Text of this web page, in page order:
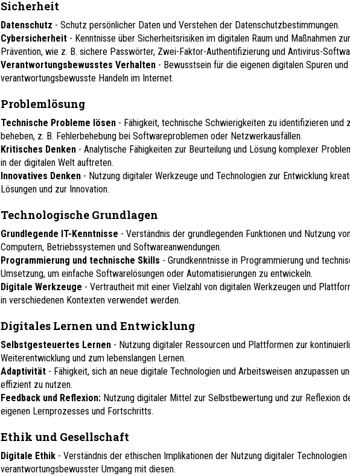
Sicherheit
Datenschutz - Schutz persönlicher Daten und Verstehen der Datenschutzbestimmungen.
Cybersicherheit - Kenntnisse über Sicherheitsrisiken im digitalen Raum und Maßnahmen zur
Prävention, wie z. B. sichere Passwörter, Zwei-Faktor-Authentifizierung und Antivirus-
Verantwortungsbewusstes Verhalten - Bewusstsein für die eigenen digitalen Spuren und
verantwortungsbewusste Handeln im Internet.
Problemlösung
Technische Probleme lösen - Fähigkeit, technische Schwierigkeiten zu identifizieren und
beheben, z. B. Fehlerbehebung bei Softwareproblemen oder Netzwerkausfällen.
Kritisches Denken - Analytische Fähigkeiten zur Beurteilung und Lösung komplexer
in der digitalen Welt auftreten.
Innovatives Denken - Nutzung digitaler Werkzeuge und Technologien zur Entwicklung
Lösungen und zur Innovation.
Technologische Grundlagen
Grundlegende IT-Kenntnisse - Verständnis der grundlegenden Funktionen und Nutzung
Computern, Betriebssystemen und Softwareanwendungen.
Programmierung und technische Skills - Grundkenntnisse in Programmierung und
Umsetzung, um einfache Softwarelösungen oder Automatisierungen zu entwickeln.
Digitale Werkzeuge - Vertrautheit mit einer Vielzahl von digitalen Werkzeugen und
in verschiedenen Kontexten verwendet werden.
Digitales Lernen und Entwicklung
Selbstgesteuertes Lernen - Nutzung digitaler Ressourcen und Plattformen zur
Weiterentwicklung und zum lebenslangen Lernen.
Adaptivität - Fähigkeit, sich an neue digitale Technologien und Arbeitsweisen anzupassen
effizient zu nutzen.
Feedback und Reflexion:Nutzung digitaler Mittel zur Selbstbewertung und zur Reflexion
eigenen Lernprozesses und Fortschritts.
Ethik und Gesellschaft
Digitale Ethik - Verständnis der ethischen Implikationen der Nutzung digitaler Technologien
verantwortungsbewusster Umgang mit diesen.